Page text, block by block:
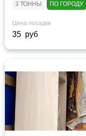
3 ТОННЫ ПО ГОРОДУ
Цена посадки
35 руб